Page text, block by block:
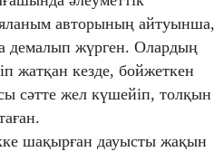
авторының айтуынша,
демалып жүрген. Олардың
жатқан кезде, бойжеткен
сәтте жел күшейіп, толқын
шақырған дауысты жақын